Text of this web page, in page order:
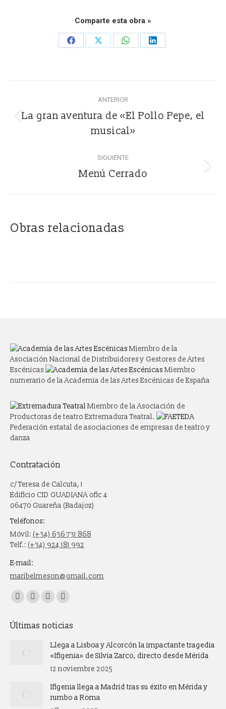
Comparte esta obra »
Share
Share
Share
Share
entre
proyectos
ANTERIOR
Proyecto
anterior
La gran aventura de «El Pollo Pepe, el
musical»
SIGUIENTE
Proyecto
Menú Cerrado
Obras relacionadas
Miembro de la
Asociación Nacional de Distribuidores y Gestores de Artes
Escénicas
Miembro
numerario de la Academia de las Artes Escénicas de España
Miembro de la Asociación de
Productoras de teatro Extremadura Teatral.
Federación estatal de asociaciones de empresas de teatro y
danza
Contratación
c/ Teresa de Calcuta, 1
Edificio CID GUADIANA ofic 4
06470 Guareña (Badajoz)
Teléfonos:
Móvil: (+34) 636 731 868
Telf.: (+34) 924 181 992
E-mail:
maribelmeson@gmail.com
Encuéntranos en:
Facebook
opens
new
X
opens
window
Instagram
opens
in
new
window
Whatsapp
opens
in
new
window
Últimas noticias
Llega a Lisboa y Alcorcón la impactante tragedia
«Ifigenia» de Silvia Zarco, directo desde Mérida
12 noviembre 2025
Ifigenia llega a Madrid tras su éxito en Mérida y
rumbo a Roma